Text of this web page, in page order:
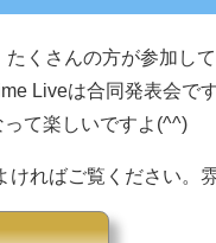
くさんの方が参加し
Liveは合同発表会で
て楽しいですよ(^^)
ればご覧ください。